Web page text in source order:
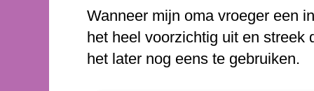
Wanneer mijn oma vroeger een
het heel voorzichtig uit en streek
het later nog eens te gebruiken.